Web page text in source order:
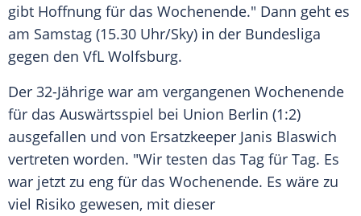
gibt Hoffnung für das Wochenende." Dann geht es
am Samstag (15.30 Uhr/Sky) in der Bundesliga
gegen den VfL Wolfsburg.
Der 32-Jährige war am vergangenen Wochenende
für das Auswärtsspiel bei Union Berlin (1:2)
ausgefallen und von Ersatzkeeper Janis Blaswich
vertreten worden. "Wir testen das Tag für Tag. Es
war jetzt zu eng für das Wochenende. Es wäre zu
viel Risiko gewesen, mit dieser